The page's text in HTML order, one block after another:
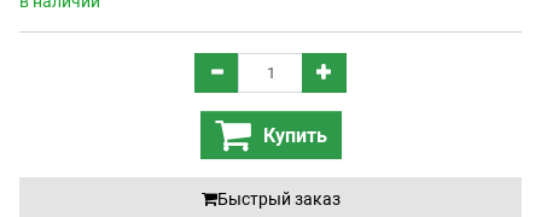
Купить
Быстрый заказ